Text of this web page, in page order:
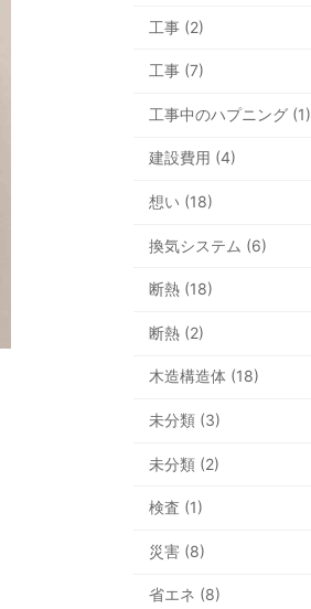
工事 (2)
工事 (7)
工事中のハプニング (1)
建設費用 (4)
想い (18)
換気システム (6)
断熱 (18)
断熱 (2)
木造構造体 (18)
未分類 (3)
未分類 (2)
検査 (1)
災害 (8)
省エネ (8)